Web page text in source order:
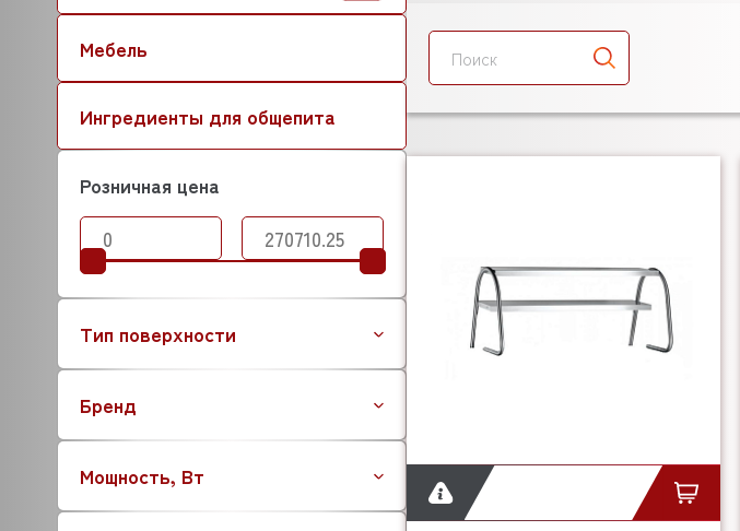
Мебель
Ингредиенты для общепита
Розничная цена
Тип поверхности
Бренд
Мощность, Вт